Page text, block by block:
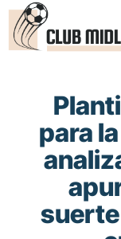
Saltar
contenido
para